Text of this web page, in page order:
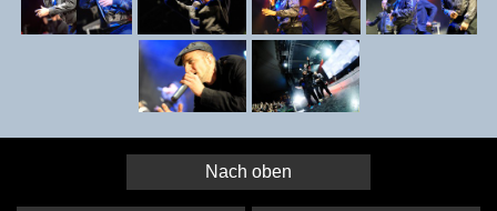
Nach oben